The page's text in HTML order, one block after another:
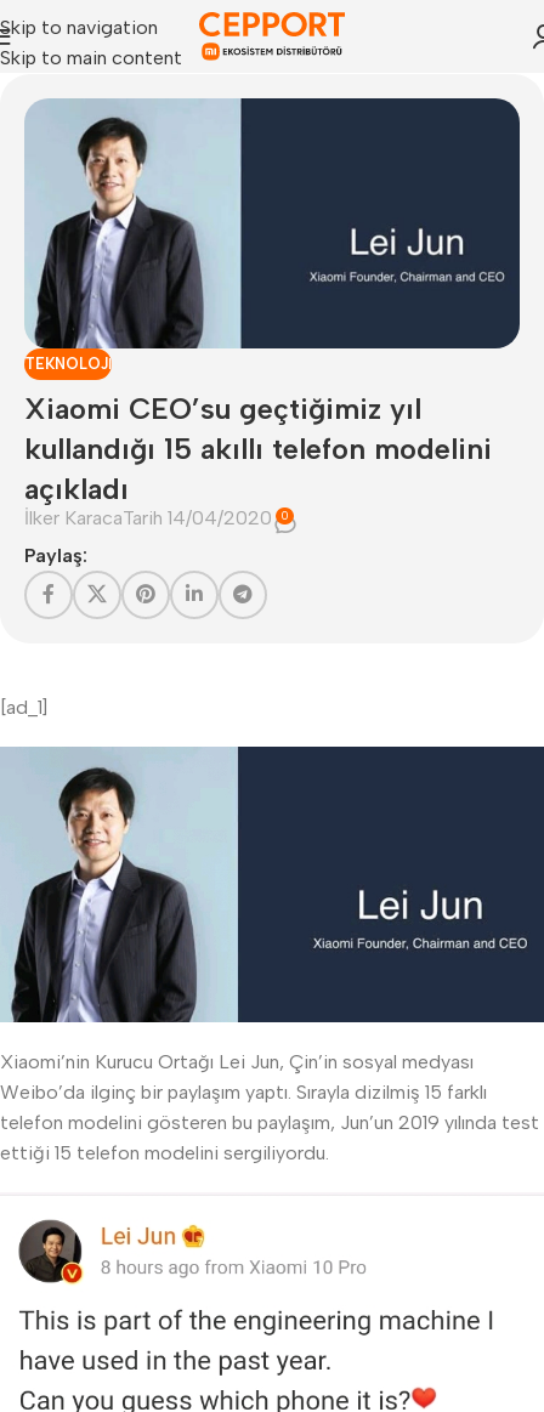
Skip to navigation
Skip to main content
TEKNOLOJI
Xiaomi CEO’su geçtiğimiz yıl
kullandığı 15 akıllı telefon modelini
açıkladı
İlker KaracaTarih 14/04/2020 0
Paylaş:
[ad_1]
Xiaomi’nin Kurucu Ortağı Lei Jun, Çin’in sosyal medyası
Weibo’da ilginç bir paylaşım yaptı. Sırayla dizilmiş 15 farklı
telefon modelini gösteren bu paylaşım, Jun’un 2019 yılında test
ettiği 15 telefon modelini sergiliyordu.